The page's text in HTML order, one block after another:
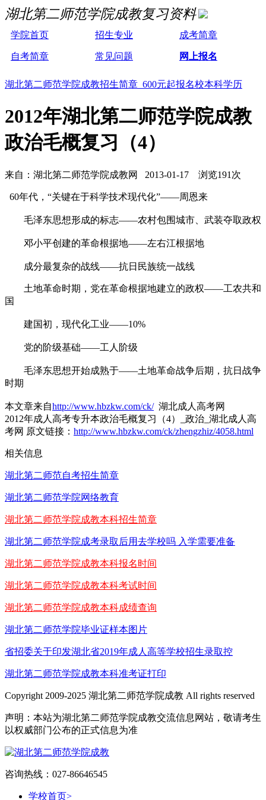
湖北第二师范学院成教复习资料
学院首页 招生专业 成考简章
自考简章 常见问题 网上报名
湖北第二师范学院成教招生简章 600元起报名校本科学历
2012年湖北第二师范学院成教
政治毛概复习（4）
来自：湖北第二师范学院成教网 2013-01-17 浏览191次
60年代，“关键在于科学技术现代化”——周恩来
毛泽东思想形成的标志——农村包围城市、武装夺取政权
邓小平创建的革命根据地——左右江根据地
成分最复杂的战线——抗日民族统一战线
土地革命时期，党在革命根据地建立的政权——工农共和
国
建国初，现代化工业——10%
党的阶级基础——工人阶级
毛泽东思想开始成熟于——土地革命战争后期，抗日战争
时期
本文章来自http://www.hbzkw.com/ck/湖北成人高考网
2012年成人高考专升本政治毛概复习（4）_政治_湖北成人高
考网 原文链接： http://www.hbzkw.com/ck/zhengzhiz/4058.html
相关信息
湖北第二师范自考招生简章
湖北第二师范学院网络教育
湖北第二师范学院成教本科招生简章
湖北第二师范学院成考录取后用去学校吗 入学需要准备
湖北第二师范学院成教本科报名时间
湖北第二师范学院成教本科考试时间
湖北第二师范学院成教本科成绩查询
湖北第二师范学院毕业证样本图片
省招委关于印发湖北省2019年成人高等学校招生录取控
湖北第二师范学院成教本科准考证打印
Copyright 2009-2025 湖北第二师范学院成教 All rights reserved
声明：本站为湖北第二师范学院成教交流信息网站，敬请考生
以权威部门公布的正式信息为准
咨询热线：027-86646545
学校首页>